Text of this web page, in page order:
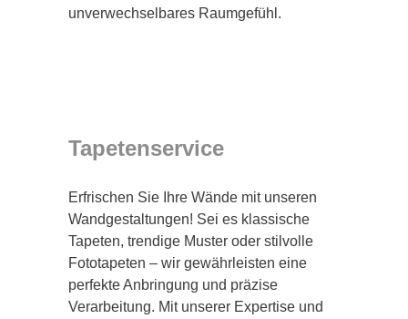
unverwechselbares Raumgefühl.
Tapetenservice
Erfrischen Sie Ihre Wände mit unseren
Wandgestaltungen! Sei es klassische
Tapeten, trendige Muster oder stilvolle
Fototapeten – wir gewährleisten eine
perfekte Anbringung und präzise
Verarbeitung. Mit unserer Expertise und